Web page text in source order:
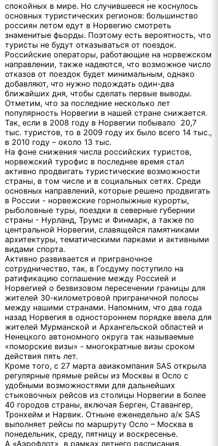
спокойных в мире. Но случившееся не коснулось
основных туристических регионов: большинство
россиян летом едут в Норвегию смотреть
знаменитые фьорды. Поэтому есть вероятность, что
туристы не будут отказываться от поездок.
Российские операторы, работающие на норвежском
направлении, также надеются, что возможное число
отказов от поездок будет минимальным, однако
добавляют, что нужно подождать один-два
ближайших дня, чтобы сделать первые выводы.
Отметим, что за последние несколько лет
популярность Норвегии в нашей стране снижается.
Так, если в 2008 году в Норвегии побывало 20,7
тыс. туристов, то в 2009 году их было всего 14 тыс.,
в 2010 году – около 13 тыс.
На фоне снижения числа российских туристов,
норвежский турофис в последнее время стал
активно продвигать туристические возможности
страны, в том числе и в социальных сетях. Среди
основных направлений, которые решено продвигать
в России - норвежские горнолыжные курорты,
рыболовные туры, поездки в северные губернии
страны - Нурланд, Трумс и Финмарк, а также по
центральной Норвегии, славящейся памятниками
архитектуры, тематическими парками и активными
видами спорта.
Активно развивается и приграночное
сотрудничество, так, в Госдуму поступило на
ратификацию соглашение между Россией и
Норвегией о безвизовом пересечении границы для
жителей 30-километровой приграничной полосы
между нашими странами. Напомним, что два года
назад Норвегия в одностороннем порядке ввела для
жителей Мурманской и Архангельской областей и
Ненецкого автономного округа так называемые
«поморские визы» - многократные визы сроком
действия пять лет.
Кроме того, с 27 марта авиакомпания SAS открыла
регулярные прямые рейсы из Москвы в Осло с
удобными возможностями для дальнейших
стыковочных рейсов из столицы Норвегии в более
40 городов страны, включая Берген, Ставангер,
Тронхейм и Нарвик. Отныне еженедельно а/к SAS
выполняет рейсы по маршруту Осло – Москва в
понедельник, среду, пятницу и воскресенье.
А «Аэрофлот» в рамках летнего расписания,